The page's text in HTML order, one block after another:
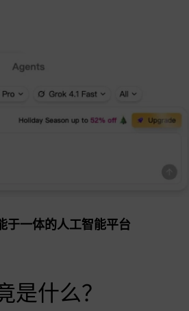
于一体的人工智能平台
什么？